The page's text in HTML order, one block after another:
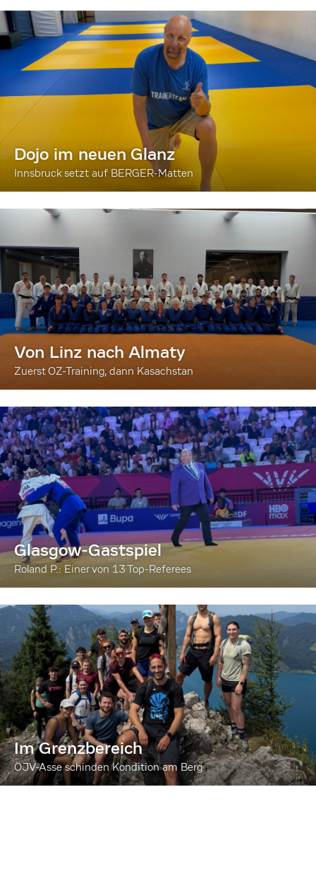
Dojo im neuen Glanz
Innsbruck setzt auf BERGER-Matten
Von Linz nach Almaty
Zuerst OZ-Training, dann Kasachstan
Glasgow-Gastspiel
Roland P.: Einer von 13 Top-Referees
Im Grenzbereich
ÖJV-Asse schinden Kondition am Berg